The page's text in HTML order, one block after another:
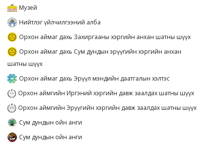
Музей
Нийтлэг үйлчилгээний алба
Орхон аймаг дахь Захиргааны хэргийн анхан шатны шүүх
Орхон аймаг дахь Сум дундын эрүүгийн хэргийн анхан
шатны шүүх
Орхон аймаг дахь Эрүүл мэндийн даатгалын хэлтэс
Орхон аймгийн Иргэний хэргийн давж заалдах шатны шүүх
Орхон аймгийн Эрүүгийн хэргийн давж заалдах шатны шүүх
Сум дундын ойн анги
Сум дундын ойн анги